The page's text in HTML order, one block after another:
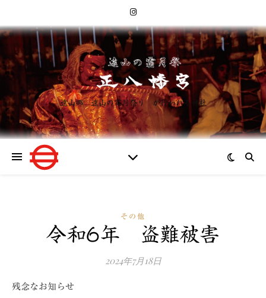
遠山郷 遠山の霜月祭り が行われる神社
その他
令和6年 盗難被害
2024年7月18日
残念なお知らせ